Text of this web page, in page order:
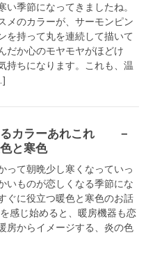
い季節になってきましたね。
メのカラーが、サーモンピン
を持って丸を連続して描いて
だか心のモヤモヤがほどけ
持ちになります。これも、温
と寒色
って朝晩少し寒くなっていっ
いものが恋しくなる季節にな
ぐに役立つ暖色と寒色のお話
感じ始めると、暖房機器も恋
房からイメージする、炎の色